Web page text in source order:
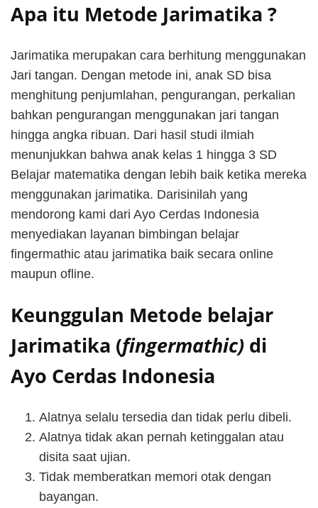
Apa itu Metode Jarimatika ?
Jarimatika merupakan cara berhitung menggunakan
Jari tangan. Dengan metode ini, anak SD bisa
menghitung penjumlahan, pengurangan, perkalian
bahkan pengurangan menggunakan jari tangan
hingga angka ribuan. Dari hasil studi ilmiah
menunjukkan bahwa anak kelas 1 hingga 3 SD
Belajar matematika dengan lebih baik ketika mereka
menggunakan jarimatika. Darisinilah yang
mendorong kami dari Ayo Cerdas Indonesia
menyediakan layanan bimbingan belajar
fingermathic atau jarimatika baik secara online
maupun ofline.
Keunggulan Metode belajar
Jarimatika (fingermathic) di
Ayo Cerdas Indonesia
Alatnya selalu tersedia dan tidak perlu dibeli.
Alatnya tidak akan pernah ketinggalan atau
disita saat ujian.
Tidak memberatkan memori otak dengan
bayangan.